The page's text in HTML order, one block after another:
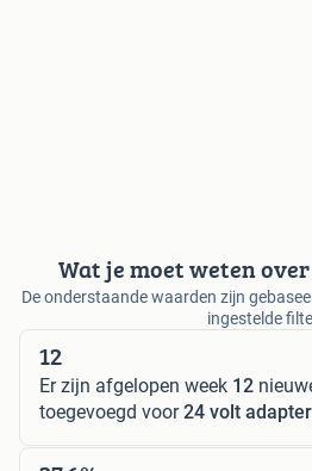
Wat je moet weten
De onderstaande waarden zijn
ingestelde
12
Er zijn afgelopen week 12
toegevoegd voor24 volt adapter